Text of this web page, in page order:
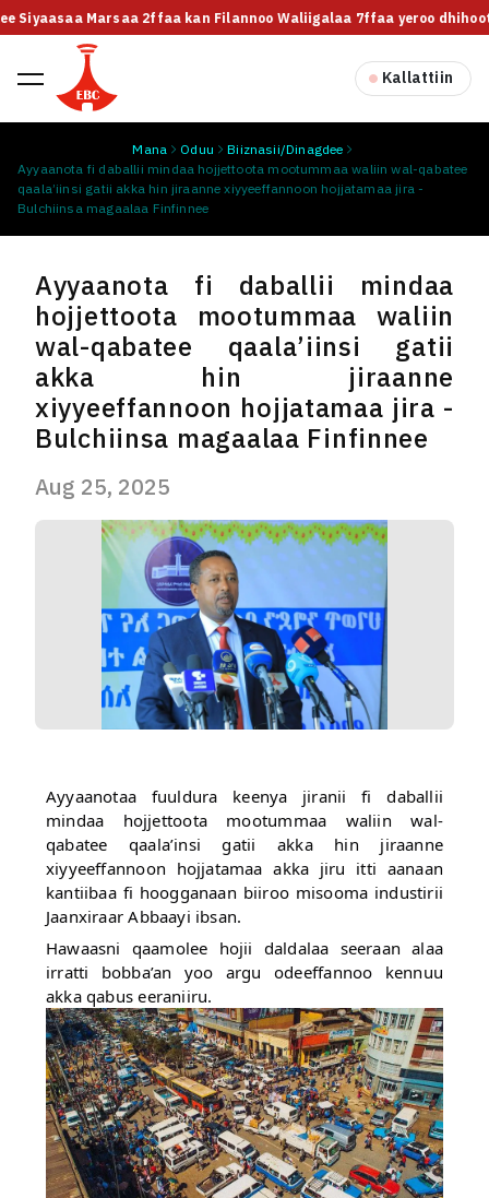
Siyaasaa Marsaa 2ffaa kan Filannoo Waliigalaa 7ffaa yeroo
Kallattiin
Mana Oduu
Biiznasii/Dinagdee
Ayyaanota fi daballii mindaa hojjettoota mootummaa waliin wal-qabatee
qaala’iinsi gatii akka hin jiraanne xiyyeeffannoon hojjatamaa jira -
Bulchiinsa magaalaa Finfinnee
Ayyaanota fi daballii mindaa
hojjettoota mootummaa waliin
wal-qabatee qaala’iinsi gatii
akka hin jiraanne
xiyyeeffannoon hojjatamaa jira -
Bulchiinsa magaalaa Finfinnee
Aug 25, 2025
Ayyaanotaa fuuldura keenya jiranii fi daballii
mindaa hojjettoota mootummaa waliin wal-
qabatee qaala’insi gatii akka hin jiraanne
xiyyeeffannoon hojjatamaa akka jiru itti aanaan
kantiibaa fi hoogganaan biiroo misooma industirii
Jaanxiraar Abbaayi ibsan.
Hawaasni qaamolee hojii daldalaa seeraan alaa
irratti bobba’an yoo argu odeeffannoo kennuu
akka qabus eeraniiru.